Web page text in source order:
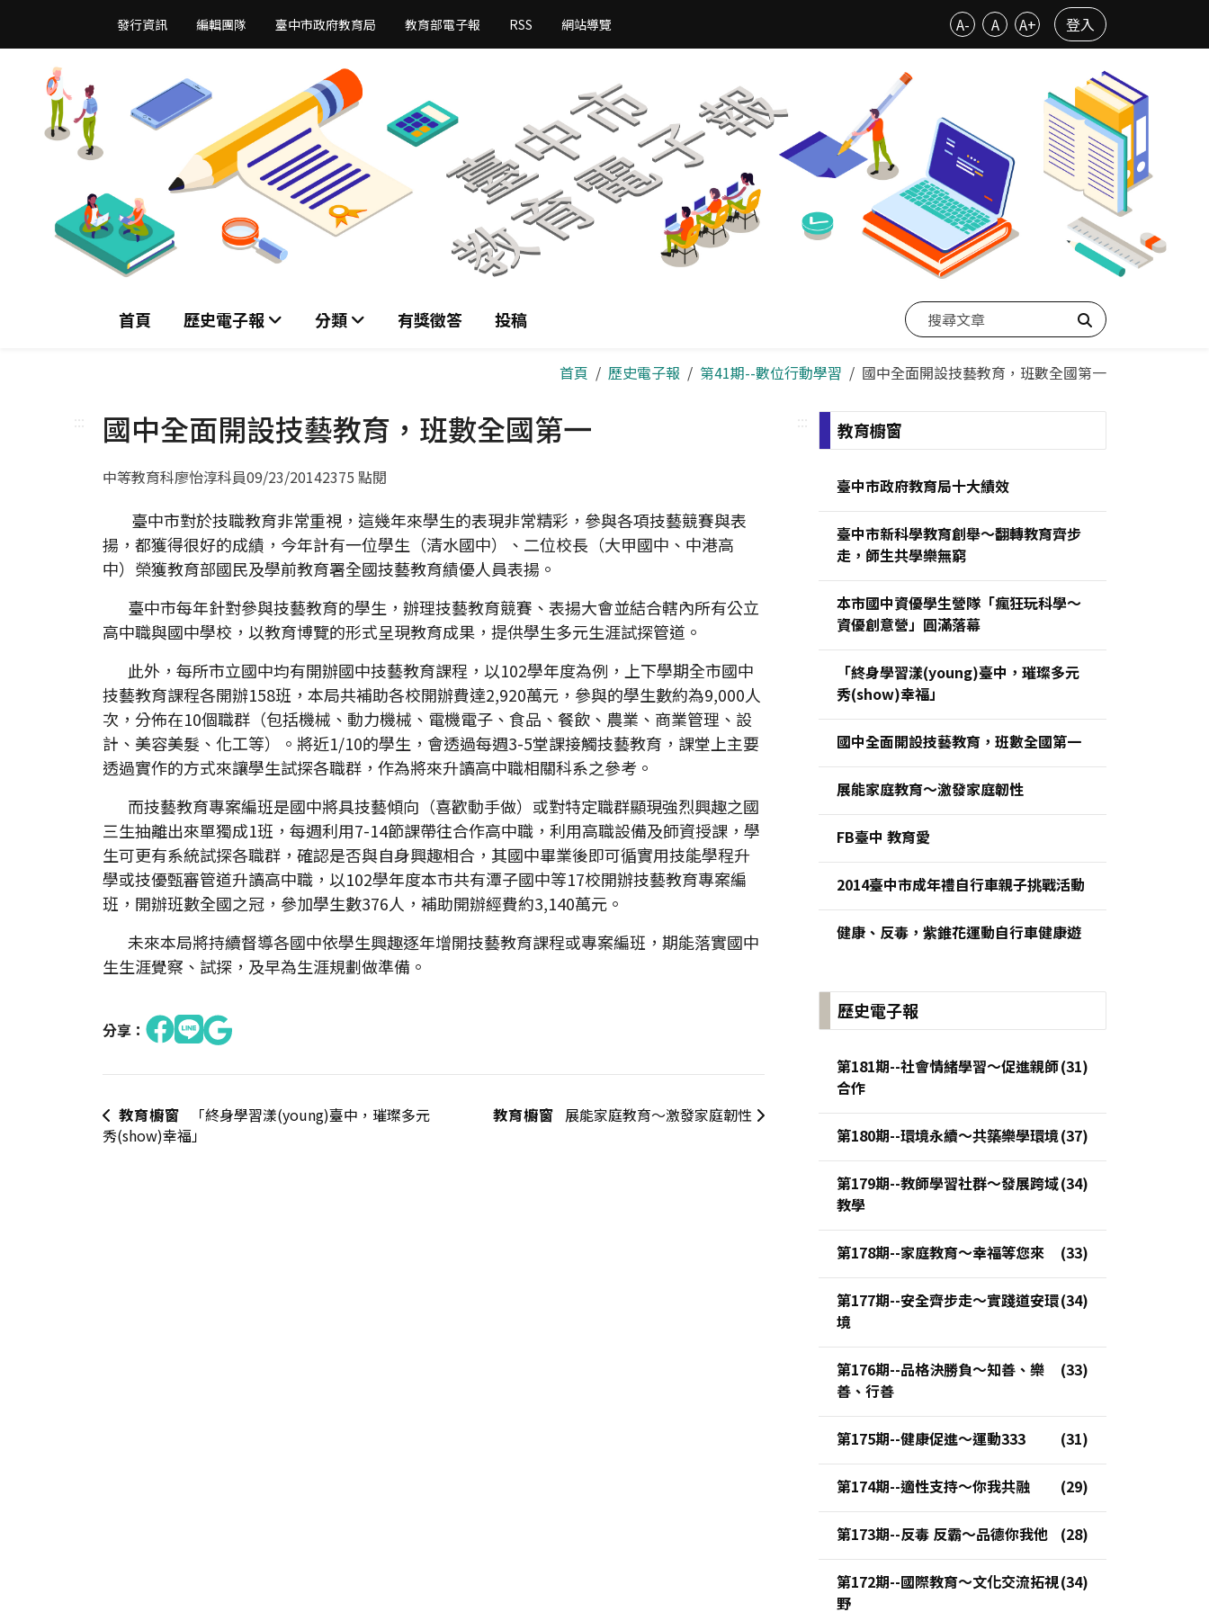
主
發行資訊 編輯團隊 臺中市政府教育局 教育部電子報 RSS 網站導覽 A- A A+ 登入
首頁 歷史電子報 分類 有獎徵答 投稿
搜尋
首頁 歷史電子報 第41期--數位行動學習 國中全面開設技藝教育，班數全國第一
::: 國中全面開設技藝教育，班數全國第一
中等教育科廖怡淳科員09/23/20142375 點閱
臺中市對於技職教育非常重視，這幾年來學生的表現非常精彩，參與各項技藝競賽與表
揚，都獲得很好的成績，今年計有一位學生（清水國中）、二位校長（大甲國中、中港高
中）榮獲教育部國民及學前教育署全國技藝教育績優人員表揚。
臺中市每年針對參與技藝教育的學生，辦理技藝教育競賽、表揚大會並結合轄內所有公立
高中職與國中學校，以教育博覽的形式呈現教育成果，提供學生多元生涯試探管道。
此外，每所市立國中均有開辦國中技藝教育課程，以102學年度為例，上下學期全市國中
技藝教育課程各開辦158班，本局共補助各校開辦費達2,920萬元，參與的學生數約為9,000人
次，分佈在10個職群（包括機械、動力機械、電機電子、食品、餐飲、農業、商業管理、設
計、美容美髮、化工等）。將近1/10的學生，會透過每週3-5堂課接觸技藝教育，課堂上主要
透過實作的方式來讓學生試探各職群，作為將來升讀高中職相關科系之參考。
而技藝教育專案編班是國中將具技藝傾向（喜歡動手做）或對特定職群顯現強烈興趣之國
三生抽離出來單獨成1班，每週利用7-14節課帶往合作高中職，利用高職設備及師資授課，學
生可更有系統試探各職群，確認是否與自身興趣相合，其國中畢業後即可循實用技能學程升
學或技優甄審管道升讀高中職，以102學年度本市共有潭子國中等17校開辦技藝教育專案編
班，開辦班數全國之冠，參加學生數376人，補助開辦經費約3,140萬元。
未來本局將持續督導各國中依學生興趣逐年增開技藝教育課程或專案編班，期能落實國中
生生涯覺察、試探，及早為生涯規劃做準備。
分享：
教育櫥窗
「終身學習漾(young)臺中，璀璨多元
秀(show)幸福」
教育櫥窗 展能家庭教育～激發家庭韌性
::: 教育櫥窗
臺中市政府教育局十大績效
臺中市新科學教育創舉～翻轉教育齊步
走，師生共學樂無窮
本市國中資優學生營隊「瘋狂玩科學～
資優創意營」圓滿落幕
「終身學習漾(young)臺中，璀璨多元
秀(show)幸福」
國中全面開設技藝教育，班數全國第一
展能家庭教育～激發家庭韌性
FB臺中 教育愛
2014臺中市成年禮自行車親子挑戰活動
健康、反毒，紫錐花運動自行車健康遊
歷史電子報
第181期--社會情緒學習～促進親師
合作
第180期--環境永續～共築樂學環境
第179期--教師學習社群～發展跨域
教學
第178期--家庭教育～幸福等您來
第177期--安全齊步走～實踐道安環
境
第176期--品格決勝負～知善、樂
善、行善
第175期--健康促進～運動333
第174期--適性支持～你我共融
第173期--反毒 反霸～品德你我他
第172期--國際教育～文化交流拓視
野